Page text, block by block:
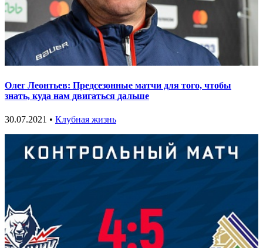
Олег Леонтьев: Предсезонные матчи для того, чтобы
знать, куда нам двигаться дальше
30.07.2021 • Клубная жизнь